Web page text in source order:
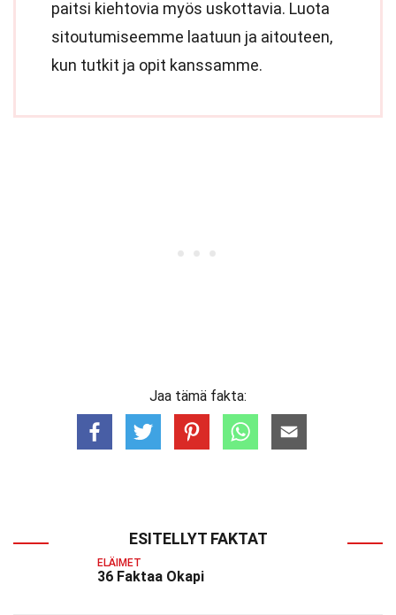
paitsi kiehtovia myös uskottavia. Luota
sitoutumiseemme laatuun ja aitouteen,
kun tutkit ja opit kanssamme.
Jaa tämä fakta:
ESITELLYT FAKTAT
ELÄIMET
36 Faktaa Okapi